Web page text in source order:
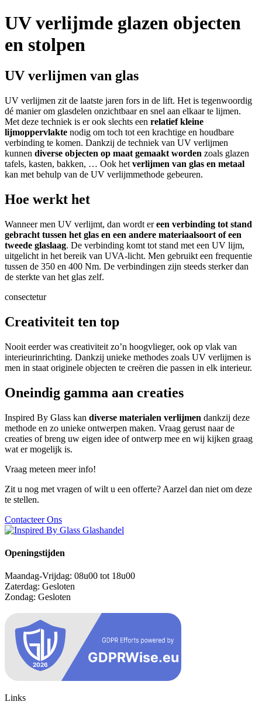
UV verlijmde glazen objecten
en stolpen
UV verlijmen van glas
UV verlijmen zit de laatste jaren fors in de lift. Het is tegenwoordig
dé manier om glasdelen onzichtbaar en snel aan elkaar te lijmen.
Met deze techniek is er ook slechts een relatief kleine
lijmoppervlakte nodig om toch tot een krachtige en houdbare
verbinding te komen. Dankzij de techniek van UV verlijmen
kunnen diverse objecten op maat gemaakt worden zoals glazen
tafels, kasten, bakken, … Ook het verlijmen van glas en metaal
kan met behulp van de UV verlijmmethode gebeuren.
Hoe werkt het
Wanneer men UV verlijmt, dan wordt ereen verbinding tot stand
gebracht tussen het glas en een andere materiaalsoort of een
tweede glaslaag. De verbinding komt tot stand met een UV lijm,
uitgelicht in het bereik van UVA-licht. Men gebruikt een frequentie
tussen de 350 en 400 Nm. De verbindingen zijn steeds sterker dan
de sterkte van het glas zelf.
consectetur
Creativiteit ten top
Nooit eerder was creativiteit zo’n hoogvlieger, ook op vlak van
interieurinrichting. Dankzij unieke methodes zoals UV verlijmen is
men in staat originele objecten te creëren die passen in elk interieur.
Oneindig gamma aan creaties
Inspired By Glass kan diverse materialen verlijmen dankzij deze
methode en zo unieke ontwerpen maken. Vraag gerust naar de
creaties of breng uw eigen idee of ontwerp mee en wij kijken graag
wat er mogelijk is.
Vraag meteen meer info!
Zit u nog met vragen of wilt u een offerte? Aarzel dan niet om deze
te stellen.
Contacteer Ons
Openingstijden
Maandag-Vrijdag: 08u00 tot 18u00
Zaterdag: Gesloten
Zondag: Gesloten
Links